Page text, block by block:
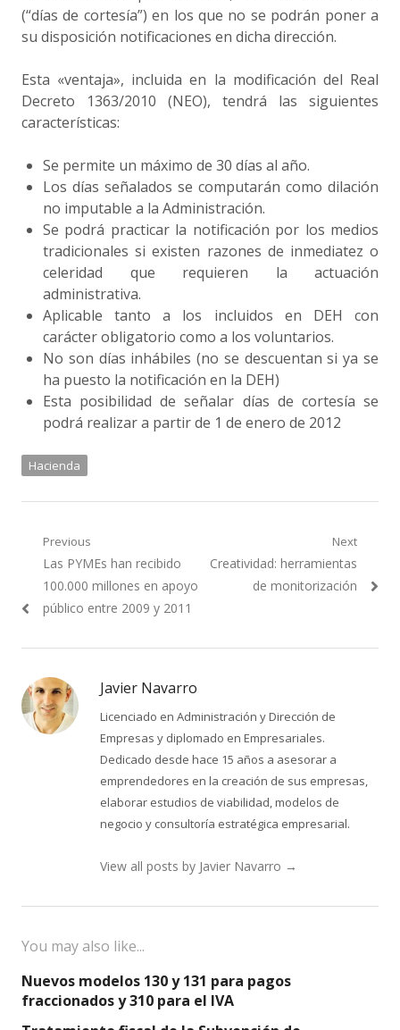
(“días de cortesía”) en los que no se podrán poner a
su disposición notificaciones en dicha dirección.
Esta «ventaja», incluida en la modificación del Real
Decreto 1363/2010 (NEO), tendrá las siguientes
características:
Se permite un máximo de 30 días al año.
Los días señalados se computarán como dilación
no imputable a la Administración.
Se podrá practicar la notificación por los medios
tradicionales si existen razones de inmediatez o
celeridad que requieren la actuación
administrativa.
Aplicable tanto a los incluidos en DEH con
carácter obligatorio como a los voluntarios.
No son días inhábiles (no se descuentan si ya se
ha puesto la notificación en la DEH)
Esta posibilidad de señalar días de cortesía se
podrá realizar a partir de 1 de enero de 2012
Hacienda
Navegación
de
entradas
Previous
Previous
post:
Las PYMEs han recibido
100.000 millones en apoyo
público entre 2009 y 2011
Next
Next
Creatividad: herramientas
de monitorización
Javier Navarro
Licenciado en Administración y Dirección de
Empresas y diplomado en Empresariales.
Dedicado desde hace 15 años a asesorar a
emprendedores en la creación de sus empresas,
elaborar estudios de viabilidad, modelos de
negocio y consultoría estratégica empresarial.
View all posts by Javier Navarro →
You may also like...
Nuevos modelos 130 y 131 para pagos
fraccionados y 310 para el IVA